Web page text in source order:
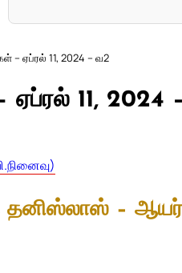
– ஏப்ரல் 11, 2024 – வ2
ஏப்ரல் 11, 2024
தனிஸ்லாஸ் –